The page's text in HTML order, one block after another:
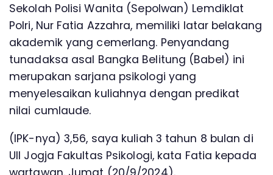
Sekolah Polisi Wanita (Sepolwan) Lemdiklat
Polri, Nur Fatia Azzahra, memiliki latar belakang
akademik yang cemerlang. Penyandang
tunadaksa asal Bangka Belitung (Babel) ini
merupakan sarjana psikologi yang
menyelesaikan kuliahnya dengan predikat
nilai cumlaude.
(IPK-nya) 3,56, saya kuliah 3 tahun 8 bulan di
UII Jogja Fakultas Psikologi, kata Fatia kepada